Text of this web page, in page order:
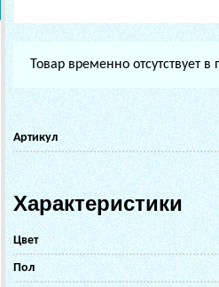
Товар временно отсутствует в
Артикул
Характеристики
Цвет
Пол